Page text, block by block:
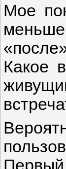
Мое
Какое
Первый